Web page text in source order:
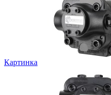
Картинка